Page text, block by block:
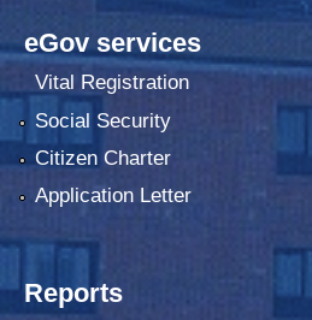
eGov services
Vital Registration
Social Security
Citizen Charter
Application Letter
Reports